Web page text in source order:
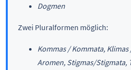
Dogmen
Zwei Pluralformen möglich:
Kommas / Kommata,
Aromen, Stigmas/Stigmata,